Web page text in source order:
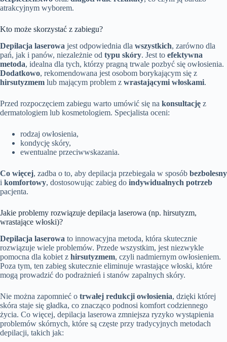
atrakcyjnym wyborem.
Kto może skorzystać z zabiegu?
Depilacja laserowa jest odpowiednia dla wszystkich, zarówno dla
pań, jak i panów, niezależnie od typu skóry. Jest to efektywna
metoda, idealna dla tych, którzy pragną trwale pozbyć się owłosienia.
Dodatkowo, rekomendowana jest osobom borykającym się z
hirsutyzmem lub mającym problem z wrastającymi włoskami.
Przed rozpoczęciem zabiegu warto umówić się na konsultację z
dermatologiem lub kosmetologiem. Specjalista oceni:
rodzaj owłosienia,
kondycję skóry,
ewentualne przeciwwskazania.
Co więcej, zadba o to, aby depilacja przebiegała w sposób bezbolesny
i komfortowy, dostosowując zabieg do indywidualnych potrzeb
pacjenta.
Jakie problemy rozwiązuje depilacja laserowa (np. hirsutyzm,
wrastające włoski)?
Depilacja laserowa to innowacyjna metoda, która skutecznie
rozwiązuje wiele problemów. Przede wszystkim, jest niezwykle
pomocna dla kobiet z hirsutyzmem, czyli nadmiernym owłosieniem.
Poza tym, ten zabieg skutecznie eliminuje wrastające włoski, które
mogą prowadzić do podrażnień i stanów zapalnych skóry.
Nie można zapomnieć o trwałej redukcji owłosienia, dzięki której
skóra staje się gładka, co znacząco podnosi komfort codziennego
życia. Co więcej, depilacja laserowa zmniejsza ryzyko wystąpienia
problemów skórnych, które są częste przy tradycyjnych metodach
depilacji, takich jak: